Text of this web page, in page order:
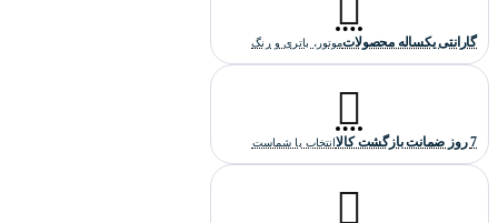
گارانتی یکساله محصولاتموتور، باتری و رنگ
7 روز ضمانت بازگشت کالا انتخاب با شماست